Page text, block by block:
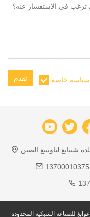
تقدم سياسة خاصة